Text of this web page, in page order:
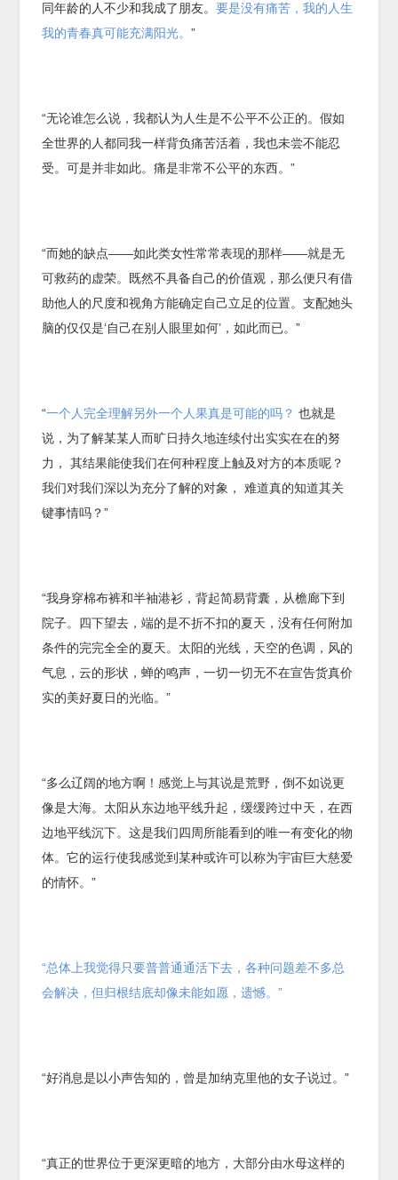
同年龄的人不少和我成了朋友。要是没有痛苦，我的人生
我的青春真可能充满阳光。”
“无论谁怎么说，我都认为人生是不公平不公正的。假如
全世界的人都同我一样背负痛苦活着，我也未尝不能忍
受。可是并非如此。痛是非常不公平的东西。”
“而她的缺点——如此类女性常常表现的那样——就是无
可救药的虚荣。既然不具备自己的价值观，那么便只有借
助他人的尺度和视角方能确定自己立足的位置。支配她头
脑的仅仅是‘自己在别人眼里如何’，如此而已。”
“一个人完全理解另外一个人果真是可能的吗？ 也就是
说，为了解某某人而旷日持久地连续付出实实在在的努
力， 其结果能使我们在何种程度上触及对方的本质呢？
我们对我们深以为充分了解的对象， 难道真的知道其关
键事情吗？”
“我身穿棉布裤和半袖港衫，背起简易背囊，从檐廊下到
院子。四下望去，端的是不折不扣的夏天，没有任何附加
条件的完完全全的夏天。太阳的光线，天空的色调，风的
气息，云的形状，蝉的鸣声，一切一切无不在宣告货真价
实的美好夏日的光临。”
“多么辽阔的地方啊！感觉上与其说是荒野，倒不如说更
像是大海。太阳从东边地平线升起，缓缓跨过中天，在西
边地平线沉下。这是我们四周所能看到的唯一有变化的物
体。它的运行使我感觉到某种或许可以称为宇宙巨大慈爱
的情怀。”
“总体上我觉得只要普普通通活下去，各种问题差不多总
会解决，但归根结底却像未能如愿，遗憾。”
“好消息是以小声告知的，曾是加纳克里他的女子说过。”
“真正的世界位于更深更暗的地方，大部分由水母这样的